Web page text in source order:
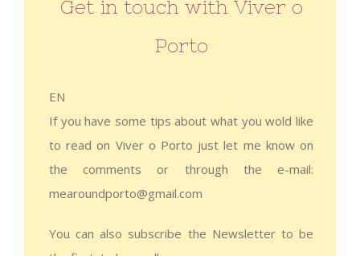
Get in touch with Viver o
Porto
EN
If you have some tips about what you wold like
to read on Viver o Porto just let me know on
the comments or through the e-mail:
mearoundporto@gmail.com
You can also subscribe the Newsletter to be